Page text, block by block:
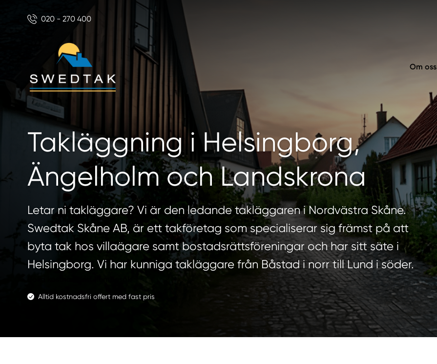
020 - 270 400
Om oss
Takläggning i Helsingborg,
Ängelholm och Landskrona
Letar ni takläggare? Vi är den ledande takläggaren i Nordvästra Skåne.
Swedtak Skåne AB, är ett takföretag som specialiserar sig främst på att
byta tak hos villaägare samt bostadsrättsföreningar och har sitt säte i
Helsingborg. Vi har kunniga takläggare från Båstad i norr till Lund i söder.
Alltid kostnadsfri offert med fast pris